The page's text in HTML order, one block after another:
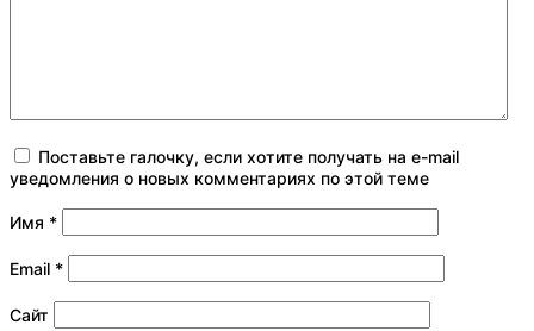
Поставьте галочку, если хотите получать на e-mail
уведомления о новых комментариях по этой теме
Имя *
Email *
Сайт